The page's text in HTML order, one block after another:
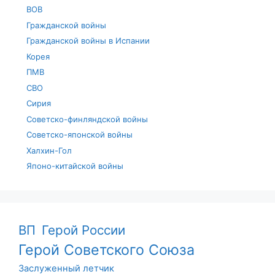
ВОВ
Гражданской войны
Гражданской войны в Испании
Корея
ПМВ
СВО
Сирия
Советско-финляндской войны
Советско-японской войны
Халхин-Гол
Японо-китайской войны
ВП Герой России
Герой Советского Союза
Заслуженный летчик